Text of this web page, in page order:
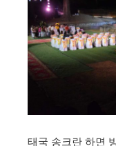
태국 송크란 하면